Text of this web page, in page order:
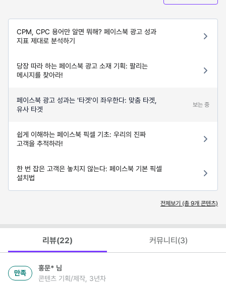
CPM, CPC 용어만 알면 뭐해? 페이스북 광고 성과
지표 제대로 분석하기
당장 따라 하는 페이스북 광고 소재 기획: 팔리는
메시지를 찾아라!
페이스북 광고 성과는 '타겟'이 좌우한다: 맞춤 타겟,
유사 타겟
보는 중
쉽게 이해하는 페이스북 픽셀 기초: 우리의 진짜
고객을 추적하라!
한 번 잡은 고객은 놓치지 않는다: 페이스북 기본 픽셀
설치법
전체보기 (총 9개 콘텐츠)
리뷰(22) 커뮤니티(3)
만족
홍문* 님
콘텐츠 기획/제작, 3년차